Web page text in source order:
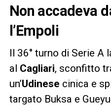
Non accadeva
l’Empoli
Il 36° turno di Serie A
al Cagliari, sconfitto
un’Udinese cinica e
targato Buksa e